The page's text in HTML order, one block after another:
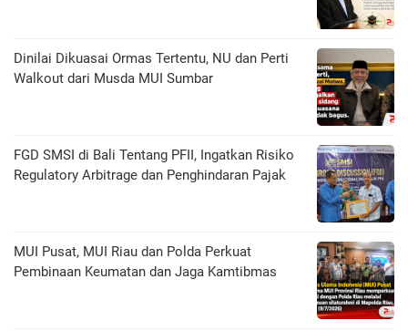
Dinilai Dikuasai Ormas Tertentu, NU dan Perti
Walkout dari Musda MUI Sumbar
FGD SMSI di Bali Tentang PFII, Ingatkan Risiko
Regulatory Arbitrage dan Penghindaran Pajak
MUI Pusat, MUI Riau dan Polda Perkuat
Pembinaan Keumatan dan Jaga Kamtibmas